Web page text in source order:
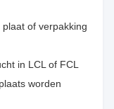
of verpakking
in LCL of FCL
worden